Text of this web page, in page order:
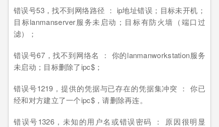
错误号53，找不到网络路径 ： ip地址错误；目标未开机；
目标lanmanserver服务未启动；目标有防火墙（端口过
滤）；
错误号67，找不到网络名 ： 你的lanmanworkstation服务
未启动；目标删除了ipc$；
错误号1219，提供的凭据与已存在的凭据集冲突 ： 你已
经和对方建立了一个ipc$，请删除再连。
错误号1326，未知的用户名或错误密码 ： 原因很明显